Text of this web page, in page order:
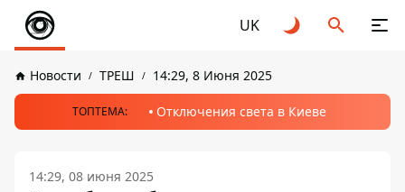
UK
Новости ТРЕШ 14:29, 8 Июня 2025
ТОПТЕМА: Отключения света в Киеве
14:29, 08 июня 2025